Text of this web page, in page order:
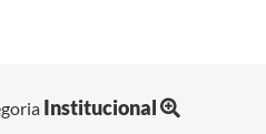
Institucional